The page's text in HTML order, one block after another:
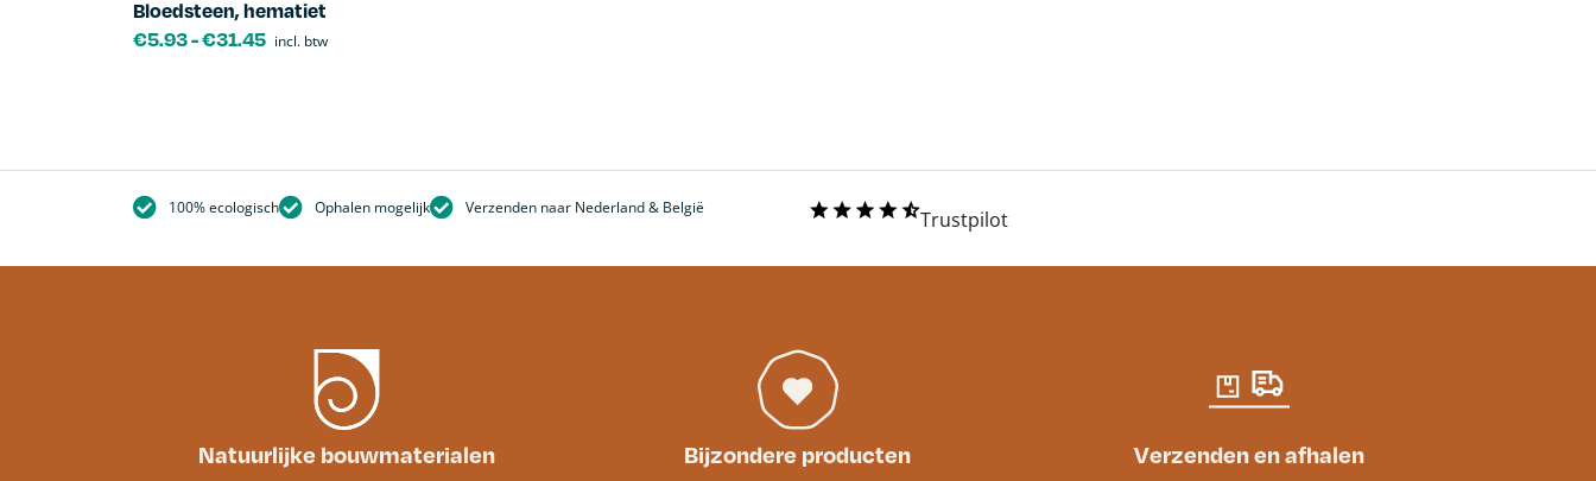
Bloedsteen, hematiet
€5.93-€31.45 incl. btw
100% ecologisch Ophalen mogelijk Verzenden naar Nederland & België Trustpilot
Natuurlijke bouwmaterialen Bijzondere producten Verzenden en afhalen